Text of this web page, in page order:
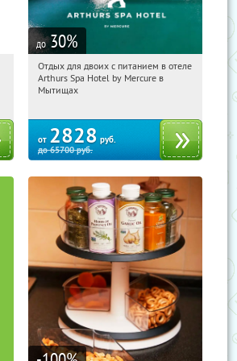
до 30%
09:31:53
Купи первым!
Московская обл., г. Мытищи, д.
Отдых для двоих с питанием в отеле
Arthurs Spa Hotel by Mercure в
Мытищах
от 2828 руб.
до65700руб.